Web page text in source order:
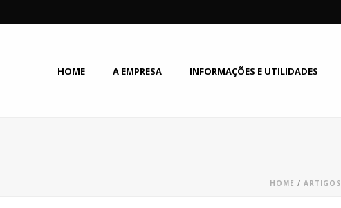
HOME A EMPRESA INFORMAÇÕES E UTILIDADES
HOME / ARTIGOS